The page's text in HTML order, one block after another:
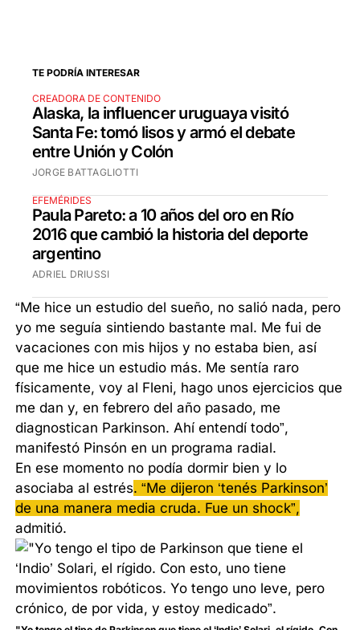
TE PODRÍA INTERESAR
CREADORA DE CONTENIDO
Alaska, la influencer uruguaya visitó
Santa Fe: tomó lisos y armó el debate
entre Unión y Colón
JORGE BATTAGLIOTTI
EFEMÉRIDES
Paula Pareto: a 10 años del oro en Río
2016 que cambió la historia del deporte
argentino
ADRIEL DRIUSSI
“Me hice un estudio del sueño, no salió nada, pero
yo me seguía sintiendo bastante mal. Me fui de
vacaciones con mis hijos y no estaba bien, así
que me hice un estudio más. Me sentía raro
físicamente, voy al Fleni, hago unos ejercicios que
me dan y, en febrero del año pasado, me
diagnostican Parkinson. Ahí entendí todo”,
manifestó Pinsón en un programa radial.
En ese momento no podía dormir bien y lo
asociaba al estrés. “Me dijeron ‘tenés Parkinson’
de una manera media cruda. Fue un shock”,
admitió.